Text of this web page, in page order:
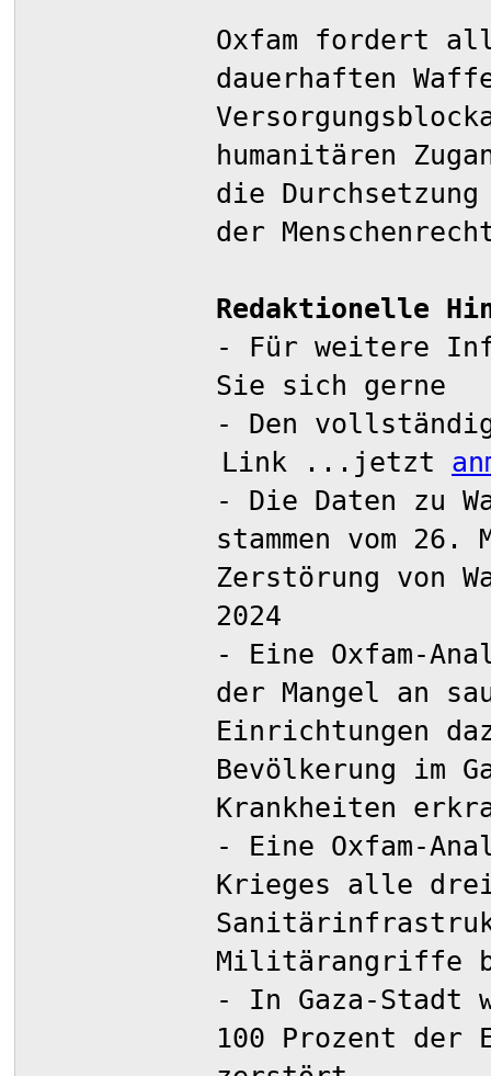
Oxfam fordert
dauerhaften
humanitären
die
der
Redaktionelle
- Für weitere
Sie sich gerne
- Den
Link
...jetzt
- Die Daten zu
stammen vom
Zerstörung von
2024
- Eine Oxfam-
der Mangel an
Einrichtungen
Bevölkerung im
Krankheiten
- Eine Oxfam-
Krieges alle
Militärangriffe
- In Gaza-Stadt
100 Prozent der